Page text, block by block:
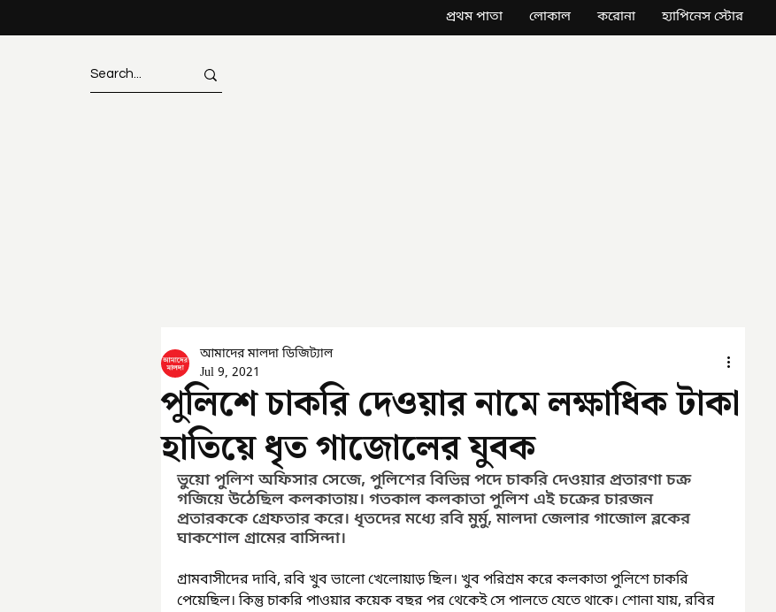
প্রথম পাতা লোকাল করোনা হ্যাপিনেস স্টোর
পুলিশে চাকরি দেওয়ার নামে লক্ষাধিক টাকা
হাতিয়ে ধৃত গাজোলের যুবক
আমাদের মালদা ডিজিট্যাল
Jul 9, 2021
ভুয়ো পুলিশ অফিসার সেজে, পুলিশের বিভিন্ন পদে চাকরি দেওয়ার প্রতারণা চক্র
গজিয়ে উঠেছিল কলকাতায়। গতকাল কলকাতা পুলিশ এই চক্রের চারজন
প্রতারককে গ্রেফতার করে। ধৃতদের মধ্যে রবি মুর্মু, মালদা জেলার গাজোল ব্লকের
ঘাকশোল গ্রামের বাসিন্দা।
গ্রামবাসীদের দাবি, রবি খুব ভালো খেলোয়াড় ছিল। খুব পরিশ্রম করে কলকাতা পুলিশে চাকরি
পেয়েছিল। কিন্তু চাকরি পাওয়ার কয়েক বছর পর থেকেই সে পালতে যেতে থাকে। শোনা যায়, রবির